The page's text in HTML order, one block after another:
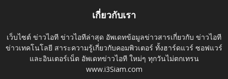
เกี่ยวกับเรา
เว็บไซต์ ข่าวไอที ข่าวไอทีล่าสุด อัพเดทข้อมูลข่าวสารเกี่ยวกับ ข่าวไอที
ข่าวเทคโนโลยี สาระความรู้เกี่ยวกับคอมพิวเตอร์ ทั้งฮาร์ดแวร์ ซอฟแวร์
และอินเตอร์เน็ต อัพเดทข่าวไอที ใหม่ๆ ทุกวันไม่ตกเทรน
www.i3Siam.com